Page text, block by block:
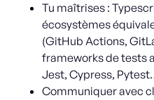
Tu maîtrises :
écosystèmes
(GitHub Actions,
frameworks de tests
Jest, Cypress,
Communiquer avec